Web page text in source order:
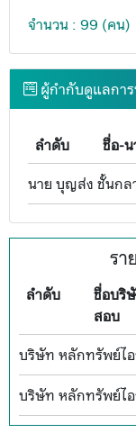
จำนวน : 99 (คน)
ผู้กำกับดูแลกา
ลำดับ ชื่อ-
นาย บุญส่ง ชั้นกล
รา
ลำดับ
ชื่อบริ
สอบ
บริษัท หลักทรัพย์ไ
บริษัท หลักทรัพย์ไ